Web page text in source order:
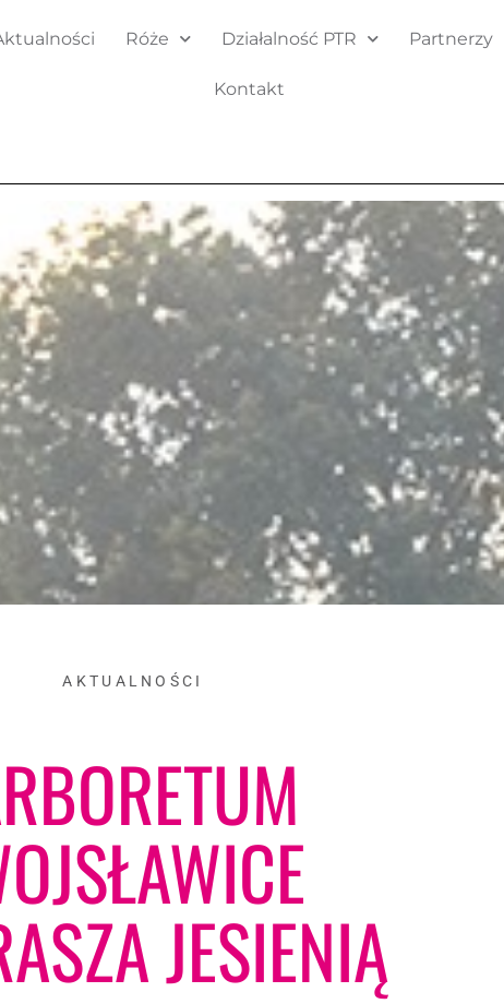
Róże Działalność PTR Partnerzy
Kontakt
AKTUALNOŚCI
JESIENIĄ